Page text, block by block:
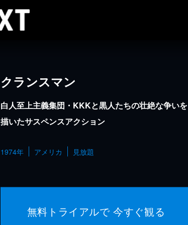
クランスマン
白人至上主義集団・KKKと黒人たちの壮絶な争いを
描いたサスペンスアクション
1974年 アメリカ 見放題
無料トライアルで 今すぐ観る